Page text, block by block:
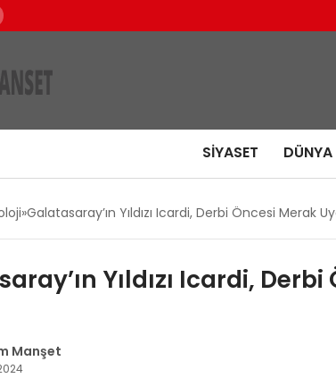
SIYASET DÜNYA
Galatasaray’ın Yıldızı Icardi, Derbi Öncesi Merak
Yıldızı Icardi,
Manşet